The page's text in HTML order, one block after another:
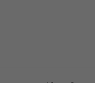
Vertrag widerrufen